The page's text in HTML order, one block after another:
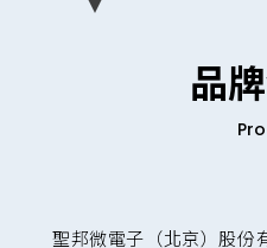
品
聖邦微電子（北京）股份